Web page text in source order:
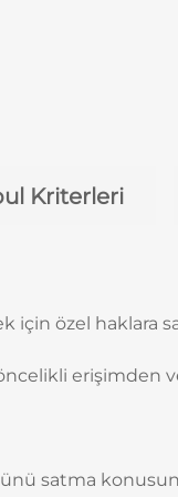
Kriterleri
için özel haklara
erişimden
satma